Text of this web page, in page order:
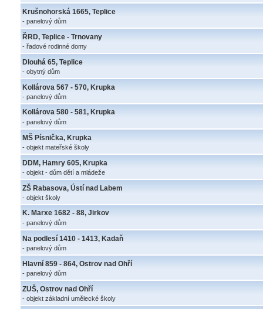
Krušnohorská 1665, Teplice
- panelový dům
ŘRD, Teplice - Trnovany
- řadové rodinné domy
Dlouhá 65, Teplice
- obytný dům
Kollárova 567 - 570, Krupka
- panelový dům
Kollárova 580 - 581, Krupka
- panelový dům
MŠ Písnička, Krupka
- objekt mateřské školy
DDM, Hamry 605, Krupka
- objekt - dům dětí a mládeže
ZŠ Rabasova, Ústí nad Labem
- objekt školy
K. Marxe 1682 - 88, Jirkov
- panelový dům
Na podlesí 1410 - 1413, Kadaň
- panelový dům
Hlavní 859 - 864, Ostrov nad Ohří
- panelový dům
ZUŠ, Ostrov nad Ohří
- objekt základní umělecké školy